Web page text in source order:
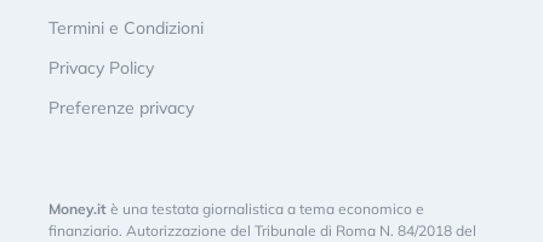
Termini e Condizioni
Privacy Policy
Preferenze privacy
Money.it è una testata giornalistica a tema economico e
finanziario. Autorizzazione del Tribunale di Roma N. 84/2018 del